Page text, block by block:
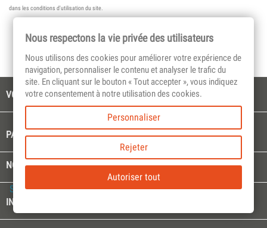
dans les conditions d'utilisation du site.
VOTRE COMPTE
PAGES CULTES 
NOTRE SOCIÉTÉ 
Select Language▼
INFORMATIONS
Nous respectons la vie privée des utilisateurs
Nous utilisons des cookies pour améliorer votre expérience de
navigation, personnaliser le contenu et analyser le trafic du
site. En cliquant sur le bouton « Tout accepter », vous indiquez
votre consentement à notre utilisation des cookies.
Personnaliser
Rejeter
Autoriser tout